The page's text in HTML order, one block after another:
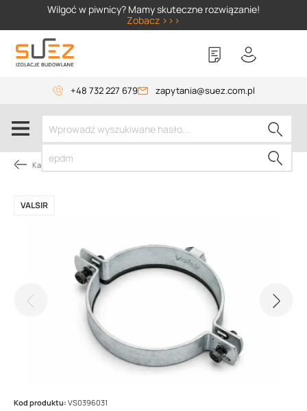
Wilgoć w piwnicy? Mamy skuteczne rozwiązanie!
Zobacz >>>
+48 732 227 679 zapytania@suez.com.pl
Kategorie produktów
VALSIR
Kod produktu: VS0396031